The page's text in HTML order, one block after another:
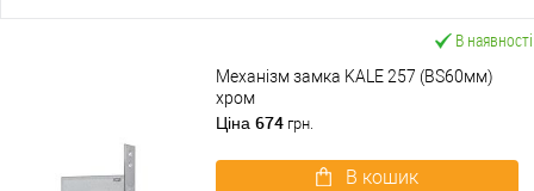
В наявності
Механізм замка KALE 257 (BS60мм)
хром
Ціна 674 грн.
В кошик